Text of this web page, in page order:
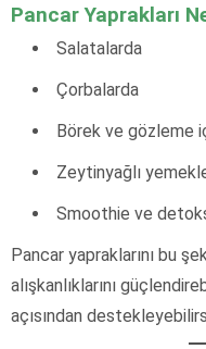
Pancar Yaprakları
Salatalarda
Çorbalarda
Börek ve gözleme
Zeytinyağlı
Smoothie ve
Pancar yapraklarını bu
alışkanlıklarını
açısından